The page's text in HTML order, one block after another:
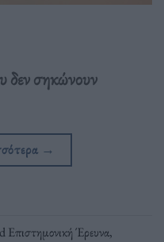
δεν σηκώνουν
→
Επιστημονική Έρευνα,